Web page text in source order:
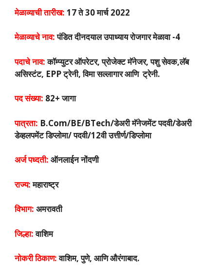
मेळाव्याची तारीख: 17 ते 30 मार्च 2022
मेळाव्याचे नाव:पंडित दीनदयाल उपाध्याय रोजगार मेळावा -4
पदाचे नाव:कॉम्प्युटर ऑपरेटर, प्रोजेक्ट मॅनेजर, पशु सेवक,लॅब
असिस्टंट, EPP ट्रेनी, विमा सल्लागार आणि ट्रेनी.
पद संख्या: 82+ जागा
पात्रता: B.Com/BE/BTech/डेअरी मॅनेजमेंट पदवी/डेअरी
डेव्हलपमेंट डिप्लोमा/ पदवी/12वी उत्तीर्ण/डिप्लोमा
अर्ज पध्दती: ऑनलाईन नोंदणी
राज्य:महाराष्ट्र
विभाग: अमरावती
जिल्हा:वाशिम
नोकरी ठिकाण:वाशिम, पुणे, आणि औरंगाबाद.